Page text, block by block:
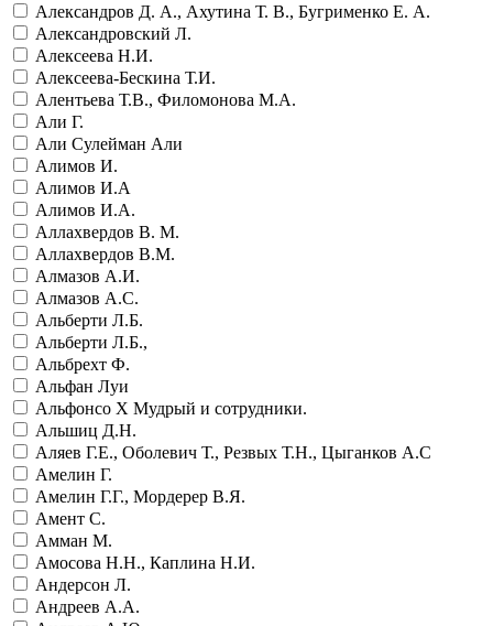
Александров Д. А., Ахутина Т. В., Бугрименко Е. А.
Александровский Л.
Алексеева Н.И.
Алексеева-Бескина Т.И.
Алентьева Т.В., Филомонова М.А.
Али Г.
Али Сулейман Али
Алимов И.
Алимов И.А
Алимов И.А.
Аллахвердов В. М.
Аллахвердов В.М.
Алмазов А.И.
Алмазов А.С.
Альберти Л.Б.
Альберти Л.Б.,
Альбрехт Ф.
Альфан Луи
Альфонсо Х Мудрый и сотрудники.
Альшиц Д.Н.
Аляев Г.Е., Оболевич Т., Резвых Т.Н., Цыганков А.С
Амелин Г.
Амелин Г.Г., Мордерер В.Я.
Амент С.
Амман М.
Амосова Н.Н., Каплина Н.И.
Андерсон Л.
Андреев А.А.